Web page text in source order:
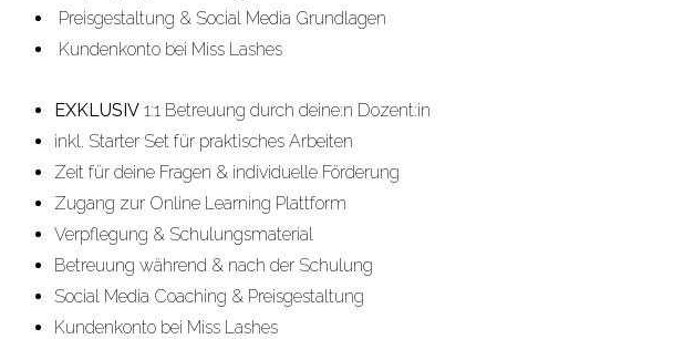
Preisgestaltung & Social Media Grundlagen
Kundenkonto bei Miss Lashes
EXKLUSIV 1:1 Betreuung durch deine:n Dozent:in
inkl. Starter Set für praktisches Arbeiten
Zeit für deine Fragen & individuelle Förderung
Zugang zur Online Learning Plattform
Verpflegung & Schulungsmaterial
Betreuung während & nach der Schulung
Social Media Coaching & Preisgestaltung
Kundenkonto bei Miss Lashes